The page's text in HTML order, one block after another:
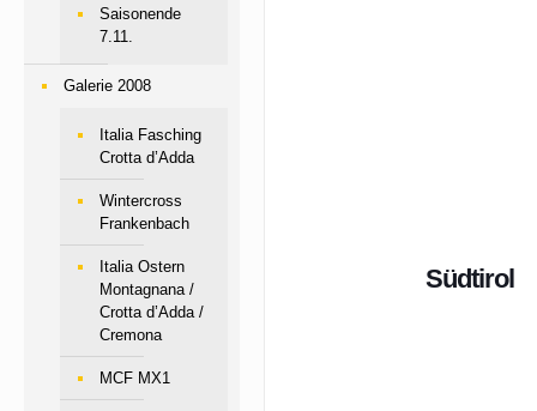
Südtirol
Saisonende
7.11.
Galerie 2008
Italia Fasching
Crotta d’Adda
Wintercross
Frankenbach
Italia Ostern
Montagnana /
Crotta d’Adda /
Cremona
MCF MX1